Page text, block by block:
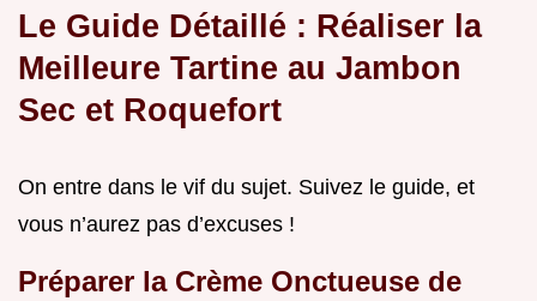
Le Guide Détaillé : Réaliser la
Meilleure Tartine au Jambon
Sec et Roquefort
On entre dans le vif du sujet. Suivez le guide, et
vous n’aurez pas d’excuses !
Préparer la Crème Onctueuse de